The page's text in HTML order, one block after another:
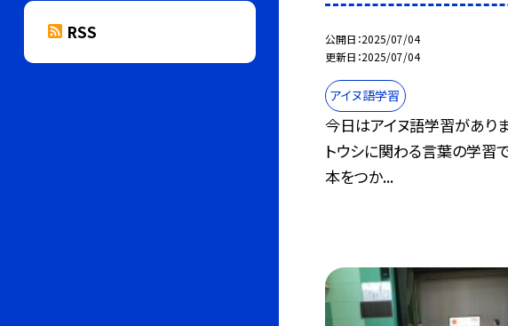
公開日 2025/07/04
更新日 2025/07/04
アイヌ語学習
今日はアイヌ語学習がありま
トウシに関わる言葉の学習
本をつか...
RSS